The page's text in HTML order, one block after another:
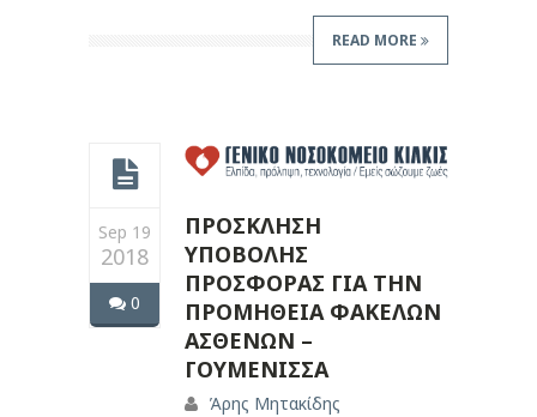
READ MORE
Sep 19
2018
0
ΠΡΟΣΚΛΗΣΗ
ΥΠΟΒΟΛΗΣ
ΠΡΟΣΦΟΡΑΣ ΓΙΑ ΤΗΝ
ΠΡΟΜΗΘΕΙΑ ΦΑΚΕΛΩΝ
ΑΣΘΕΝΩΝ –
ΓΟΥΜΕΝΙΣΣΑ
Άρης Μητακίδης